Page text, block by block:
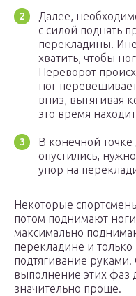
Далее,
с силой поднять
перекладины.
хватить, чтобы
Переворот
ног
вниз, вытягивая
это время
В конечной
опустились,
упор на
Некоторые
потом поднимают
максимально
перекладине и
подтягивание
выполнение этих фаз
значительно проще.